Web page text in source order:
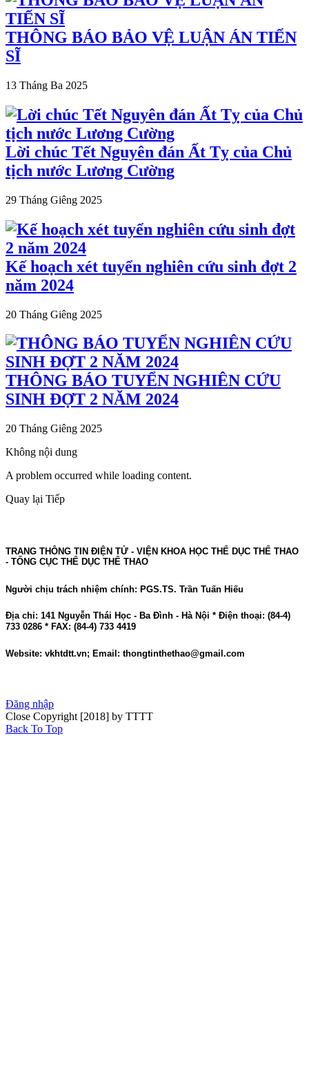
THÔNG BÁO BẢO VỆ LUẬN ÁN TIẾN
SĨ
13 Tháng Ba 2025
Lời chúc Tết Nguyên đán Ất Tỵ của Chủ
tịch nước Lương Cường
29 Tháng Giêng 2025
Kế hoạch xét tuyển nghiên cứu sinh đợt 2
năm 2024
20 Tháng Giêng 2025
THÔNG BÁO TUYỂN NGHIÊN CỨU
SINH ĐỢT 2 NĂM 2024
20 Tháng Giêng 2025
Không nội dung
A problem occurred while loading content.
Quay lại Tiếp
TRANG THÔNG TIN ĐIỆN TỬ - VIỆN KHOA HỌC THỂ DỤC THỂ THAO
- TỔNG CỤC THỂ DỤC THỂ THAO
Người chịu trách nhiệm chính: PGS.TS. Trần Tuấn Hiếu
Địa chỉ: 141 Nguyễn Thái Học - Ba Đình - Hà Nội * Điện thoại: (84-4)
733 0286 * FAX: (84-4) 733 4419
Website: vkhtdtt.vn; Email: thongtinthethao@gmail.com
Đăng nhập
Close Copyright [2018] by TTTT
Back To Top